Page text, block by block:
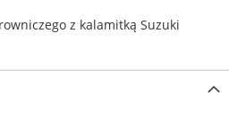
z kalamitką Suzuki